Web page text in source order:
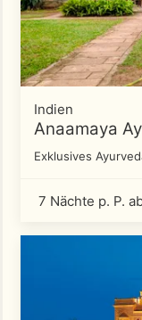
Indien
Anaamaya
Exklusives
7 Nächte p. P.